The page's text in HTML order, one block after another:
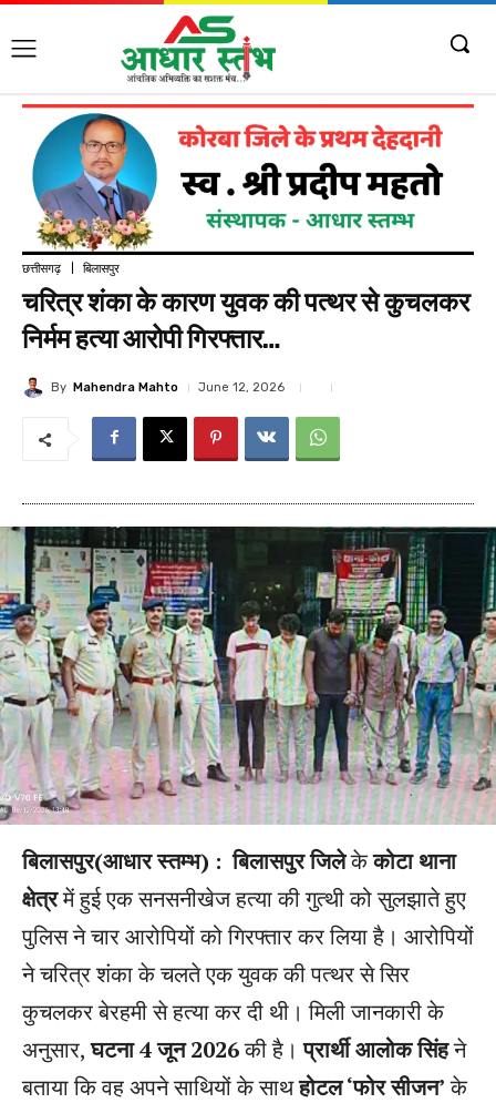
छत्तीसगढ़ बिलासपुर
चरित्र शंका के कारण युवक की पत्थर से कुचलकर
निर्मम हत्या आरोपी गिरफ्तार…
By Mahendra Mahto June 12, 2026
बिलासपुर(आधार स्तम्भ) : बिलासपुर जिलेकेकोटा थाना
क्षेत्रमें हुई एक सनसनीखेज हत्या की गुत्थी को सुलझाते हुए
पुलिस ने चार आरोपियों को गिरफ्तार कर लिया है। आरोपियों
ने चरित्र शंका के चलते एक युवक की पत्थर से सिर
कुचलकर बेरहमी से हत्या कर दी थी। मिली जानकारी के
अनुसार,घटना 4 जून 2026की है।प्रार्थी आलोक सिंहने
बताया कि वह अपने साथियों के साथहोटल ‘फोर सीजन’के